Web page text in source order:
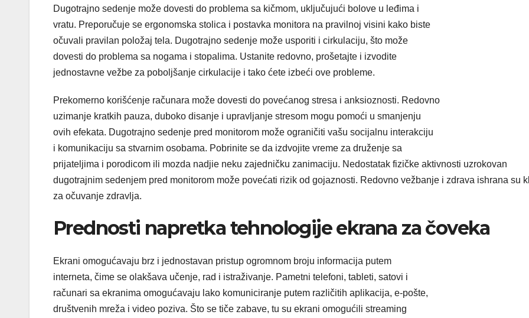
Dugotrajno sedenje može dovesti do problema sa kičmom, uključujući bolove u leđima i
vratu. Preporučuje se ergonomska stolica i postavka monitora na pravilnoj visini kako biste
očuvali pravilan položaj tela. Dugotrajno sedenje može usporiti i cirkulaciju, što može
dovesti do problema sa nogama i stopalima. Ustanite redovno, prošetajte i izvodite
jednostavne vežbe za poboljšanje cirkulacije i tako ćete izbeći ove probleme.
Prekomerno korišćenje računara može dovesti do povećanog stresa i anksioznosti. Redovno
uzimanje kratkih pauza, duboko disanje i upravljanje stresom mogu pomoći u smanjenju
ovih efekata. Dugotrajno sedenje pred monitorom može ograničiti vašu socijalnu interakciju
i komunikaciju sa stvarnim osobama. Pobrinite se da izdvojite vreme za druženje sa
prijateljima i porodicom ili mozda nadjie neku zajedničku zanimaciju. Nedostatak fizičke aktivnosti uzrokovan
dugotrajnim sedenjem pred monitorom može povećati rizik od gojaznosti. Redovno vežbanje i zdrava ishrana su
za očuvanje zdravlja.
Prednosti napretka tehnologije ekrana za čoveka
Ekrani omogućavaju brz i jednostavan pristup ogromnom broju informacija putem
interneta, čime se olakšava učenje, rad i istraživanje. Pametni telefoni, tableti, satovi i
računari sa ekranima omogućavaju lako komuniciranje putem različitih aplikacija, e-pošte,
društvenih mreža i video poziva. Što se tiče zabave, tu su ekrani omogućili streaming